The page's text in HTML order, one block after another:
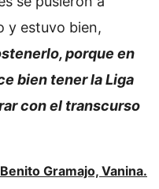
y estuvo bien,
porque en
bien tener la Liga
con el transcurso
Benito Gramajo, Vanina.